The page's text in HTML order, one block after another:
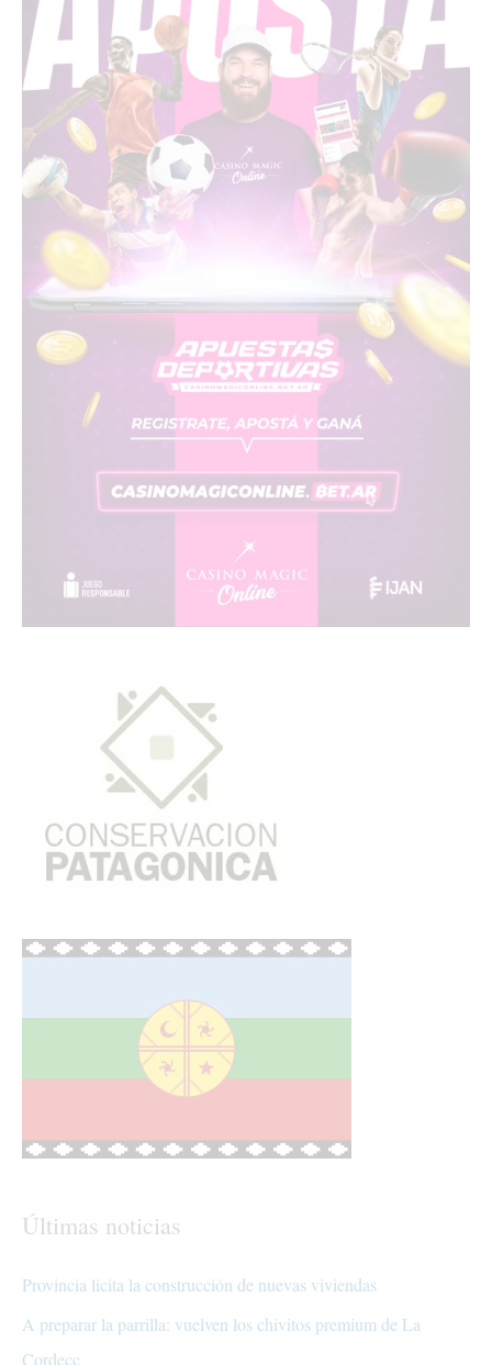
Últimas noticias
Provincia licita la construcción de nuevas viviendas
A preparar la parrilla: vuelven los chivitos premium de La
Cordecc